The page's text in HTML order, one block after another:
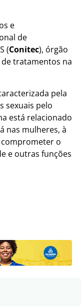
e
de
(Conitec), órgão
tratamentos na
pela
sexuais pelo
está relacionado
nas mulheres, à
o
e outras funções